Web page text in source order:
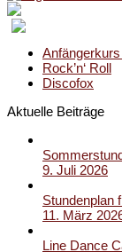
Rock’n‘ Roll
Discofox
Aktuelle Beiträge
9. Juli 2026
Stundenplan
11. März
Line Dance